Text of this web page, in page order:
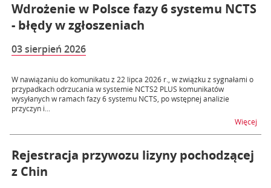
Wdrożenie w Polsce fazy 6 systemu NCTS
- błędy w zgłoszeniach
03 sierpień 2026
W nawiązaniu do komunikatu z 22 lipca 2026 r., w związku z sygnałami o
przypadkach odrzucania w systemie NCTS2 PLUS komunikatów
wysyłanych w ramach fazy 6 systemu NCTS, po wstępnej analizie
przyczyn i...
Więcej
Rejestracja przywozu lizyny pochodzącej
z Chin